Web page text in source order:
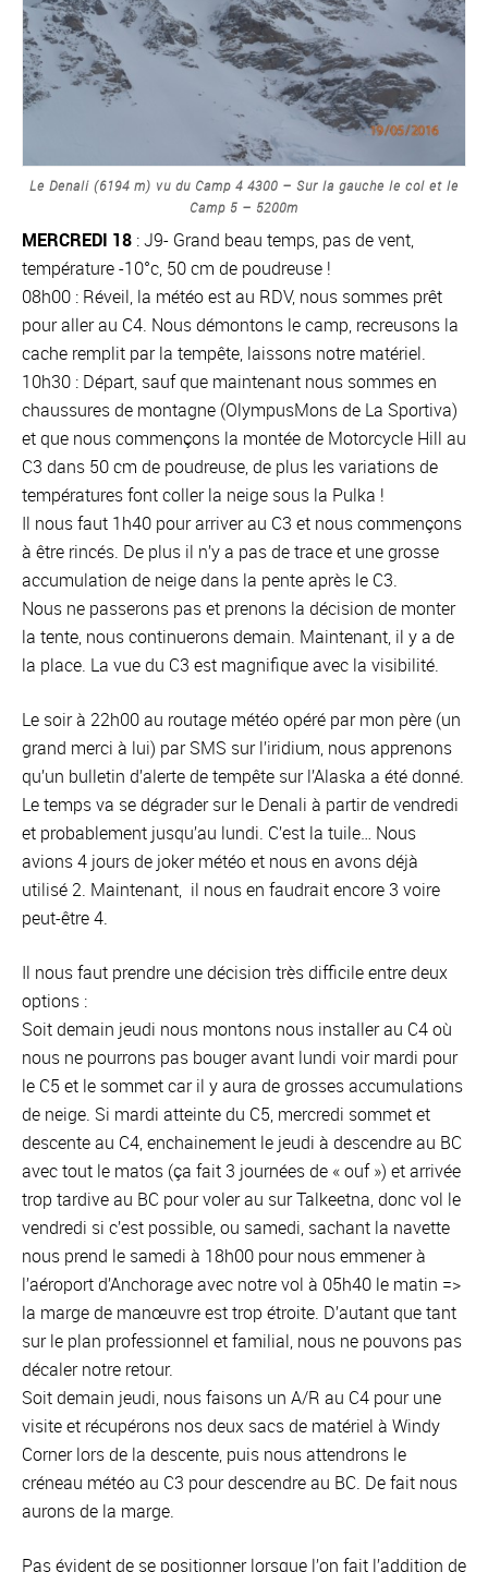
Le Denali (6194 m) vu du Camp 4 4300 – Sur la gauche le col et le
Camp 5 – 5200m
MERCREDI 18 : J9- Grand beau temps, pas de vent,
température -10°c, 50 cm de poudreuse !
08h00 : Réveil, la météo est au RDV, nous sommes prêt
pour aller au C4. Nous démontons le camp, recreusons la
cache remplit par la tempête, laissons notre matériel.
10h30 : Départ, sauf que maintenant nous sommes en
chaussures de montagne (OlympusMons de La Sportiva)
et que nous commençons la montée de Motorcycle Hill au
C3 dans 50 cm de poudreuse, de plus les variations de
températures font coller la neige sous la Pulka !
Il nous faut 1h40 pour arriver au C3 et nous commençons
à être rincés. De plus il n’y a pas de trace et une grosse
accumulation de neige dans la pente après le C3.
Nous ne passerons pas et prenons la décision de monter
la tente, nous continuerons demain. Maintenant, il y a de
la place. La vue du C3 est magnifique avec la visibilité.
Le soir à 22h00 au routage météo opéré par mon père (un
grand merci à lui) par SMS sur l’iridium, nous apprenons
qu’un bulletin d’alerte de tempête sur l’Alaska a été donné.
Le temps va se dégrader sur le Denali à partir de vendredi
et probablement jusqu’au lundi. C’est la tuile… Nous
avions 4 jours de joker météo et nous en avons déjà
utilisé 2. Maintenant, il nous en faudrait encore 3 voire
peut-être 4.
Il nous faut prendre une décision très difficile entre deux
options :
Soit demain jeudi nous montons nous installer au C4 où
nous ne pourrons pas bouger avant lundi voir mardi pour
le C5 et le sommet car il y aura de grosses accumulations
de neige. Si mardi atteinte du C5, mercredi sommet et
descente au C4, enchainement le jeudi à descendre au BC
avec tout le matos (ça fait 3 journées de « ouf ») et arrivée
trop tardive au BC pour voler au sur Talkeetna, donc vol le
vendredi si c’est possible, ou samedi, sachant la navette
nous prend le samedi à 18h00 pour nous emmener à
l’aéroport d’Anchorage avec notre vol à 05h40 le matin =>
la marge de manœuvre est trop étroite. D’autant que tant
sur le plan professionnel et familial, nous ne pouvons pas
décaler notre retour.
Soit demain jeudi, nous faisons un A/R au C4 pour une
visite et récupérons nos deux sacs de matériel à Windy
Corner lors de la descente, puis nous attendrons le
créneau météo au C3 pour descendre au BC. De fait nous
aurons de la marge.
Pas évident de se positionner lorsque l’on fait l’addition de